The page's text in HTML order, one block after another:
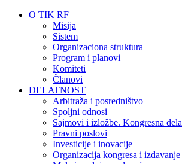
O TIK RF
Misija
Sistem
Organizaciona struktura
Program i planovi
Komiteti
Članovi
DELATNOST
Arbitraža i posredništvo
Spoljni odnosi
Sajmovi i izložbe. Kongresna
Pravni poslovi
Investicije i inovacije
Organizacija kongresa i